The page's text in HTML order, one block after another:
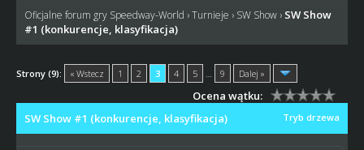
Oficjalne forum gry Speedway-World ›Turnieje › SW Show › SW Show
#1 (konkurencje, klasyfikacja)
Strony (9): « Wstecz 1 2 3 4 5 … 9 Dalej »
Ocena wątku:
Tryb drzewa
SW Show #1 (konkurencje, klasyfikacja)